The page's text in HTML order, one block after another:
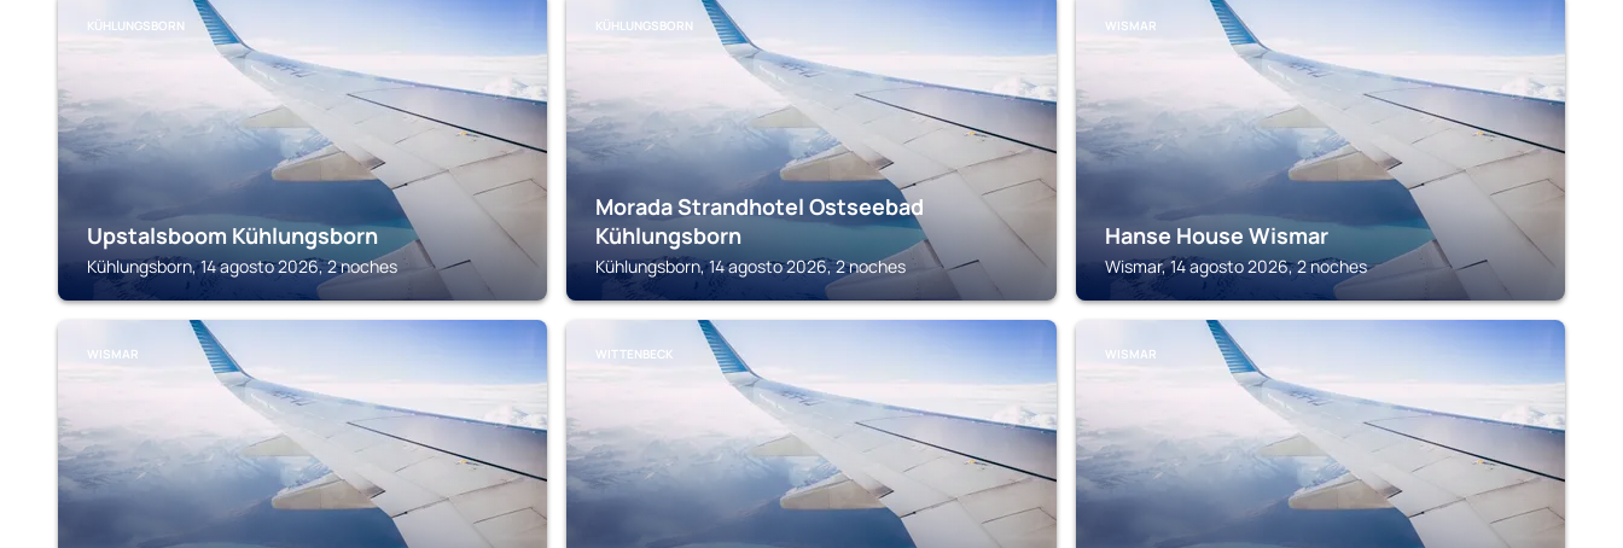
KÜHLUNGSBORN
Upstalsboom Kühlungsborn
Kühlungsborn, 14 agosto 2026, 2 noches
KÜHLUNGSBORN
Morada Strandhotel Ostseebad
Kühlungsborn
Kühlungsborn, 14 agosto 2026, 2 noches
WISMAR
Hanse House Wismar
Wismar, 14 agosto 2026, 2 noches
WISMAR WITTENBECK WISMAR